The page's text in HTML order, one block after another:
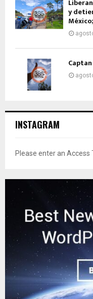
y
INSTAGRAM
Please enter an Access